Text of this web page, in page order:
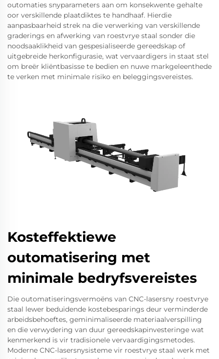
outomaties snyparameters aan om konsekwente gehalte
oor verskillende plaatdiktes te handhaaf. Hierdie
aanpasbaarheid strek na die verwerking van verskillende
graderings en afwerking van roestvrye staal sonder die
noodsaaklikheid van gespesialiseerde gereedskap of
uitgebreide herkonfigurasie, wat vervaardigers in staat stel
om breër kliëntbasisse te bedien en nuwe markgeleenthede
te verken met minimale risiko en beleggingsvereistes.
Kosteffektiewe
outomatisering met
minimale bedryfsvereistes
Die outomatiseringsvermoëns van CNC-lasersny roestvrye
staal lewer beduidende kostebesparings deur verminderde
arbeidsbehoeftes, geminimaliseerde materiaalverspilling
en die verwydering van duur gereedskapinvesteringe wat
kenmerkend is vir tradisionele vervaardigingsmetodes.
Moderne CNC-lasersnysisteme vir roestvrye staal werk met